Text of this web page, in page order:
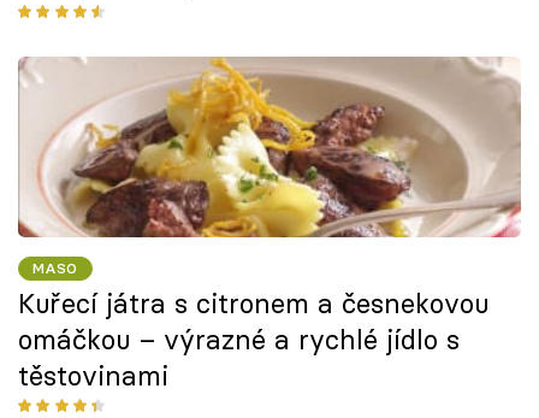
MASO
Kuřecí játra s citronem a česnekovou
omáčkou – výrazné a rychlé jídlo s
těstovinami